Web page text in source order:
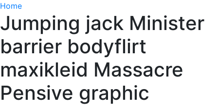
Home
Jumping jack Minister
barrier bodyflirt
maxikleid Massacre
Pensive graphic